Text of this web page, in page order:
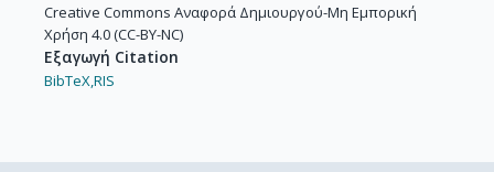
Creative Commons Αναφορά Δημιουργού-Μη Εμπορική
Χρήση 4.0 (CC-BY-NC)
Εξαγωγή Citation
BibTeX,RIS